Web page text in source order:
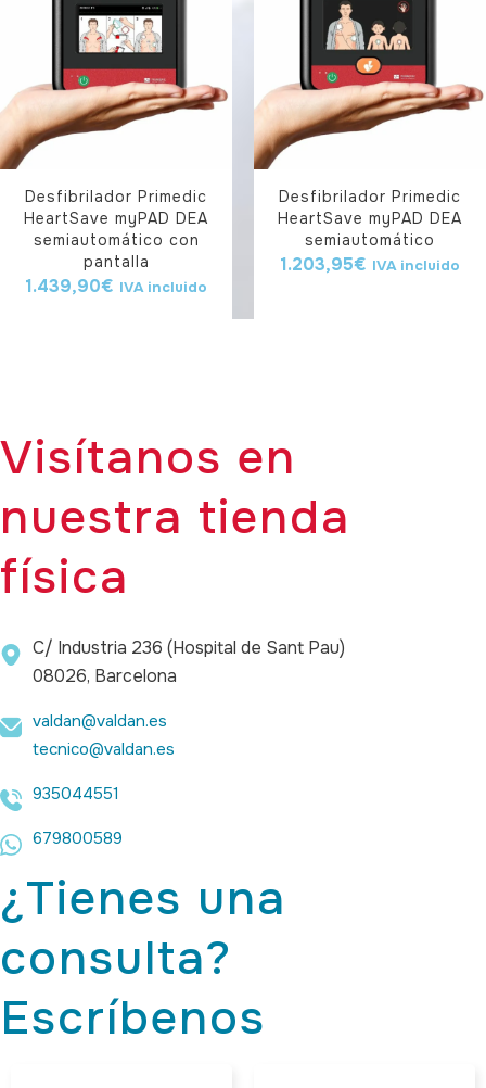
Desfibrilador Primedic
HeartSave myPAD DEA
semiautomático con
pantalla
1.439,90€ IVA incluido
Desfibrilador Primedic
HeartSave myPAD DEA
semiautomático
1.203,95€ IVA incluido
Visítanos en
nuestra tienda
física
C/ Industria 236 (Hospital de Sant Pau)
08026, Barcelona
valdan@valdan.es
tecnico@valdan.es
935044551
679800589
¿Tienes una
consulta?
Escríbenos